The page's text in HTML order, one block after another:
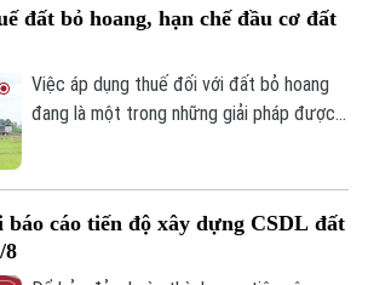
đất bỏ hoang, hạn chế đầu cơ đất
Việc áp dụng thuế đối với đất bỏ hoang
đang là một trong những giải pháp được
cáo tiến độ xây dựng CSDL đất
8